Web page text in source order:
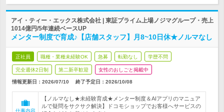
アイ・ティー・エックス株式会社 | 東証プライム上場ノジマグループ・売上
1014億円/5年連続ベースUP
メンター制度で育成♪【店舗スタッフ】月8~10日休★ノルマなし
正社員 職種・業種未経験OK 急募 転勤なし 学歴不問
完全週休2日制 第二新卒歓迎 女性のおしごと掲載中
情報更新日：2026/07/10 終了予定日： 2026/10/08
仕事内容
【ノルマなし★未経験育成★メンター制度＆AIアプリのマニュア
ルで疑問をサクサク解決】ドコモショップでお客様へサービスの